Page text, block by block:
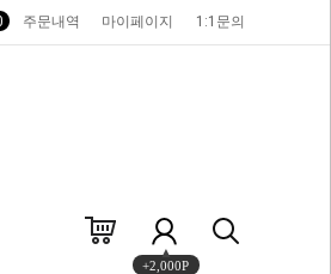
주문내역 마이페이지 1:1문의
+2,000P